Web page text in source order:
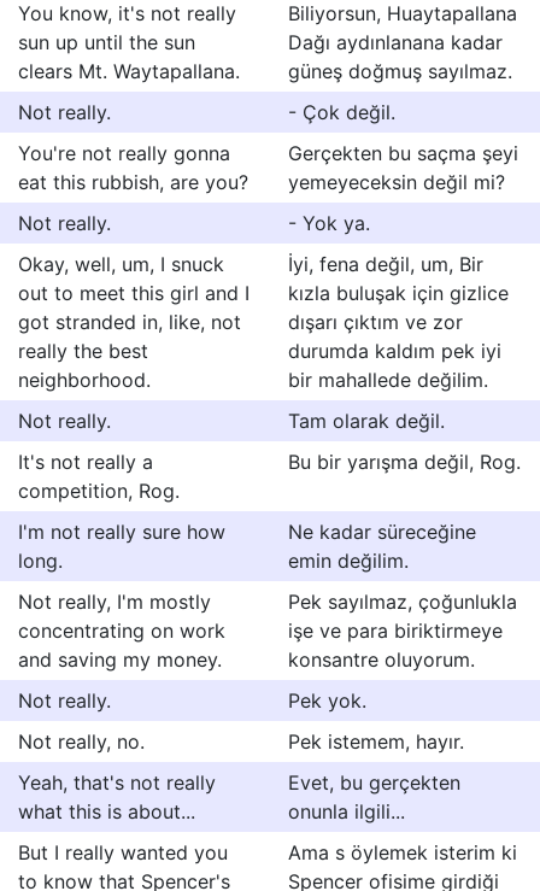
You know, it's not really
sun up until the sun
clears Mt. Waytapallana.
Biliyorsun, Huaytapallana
Dağı aydınlanana kadar
güneş doğmuş sayılmaz.
Not really.
- Çok değil.
You're not really gonna
eat this rubbish, are you?
Gerçekten bu saçma şeyi
yemeyeceksin değil mi?
Not really.
- Yok ya.
Okay, well, um, I snuck
out to meet this girl and I
got stranded in, like, not
really the best
neighborhood.
İyi, fena değil, um, Bir
kızla buluşak için gizlice
dışarı çıktım ve zor
durumda kaldım pek iyi
bir mahallede değilim.
Not really.
Tam olarak değil.
It's not really a
competition, Rog.
Bu bir yarışma değil, Rog.
I'm not really sure how
long.
Ne kadar süreceğine
emin değilim.
Not really, I'm mostly
concentrating on work
and saving my money.
Pek sayılmaz, çoğunlukla
işe ve para biriktirmeye
konsantre oluyorum.
Not really.
Pek yok.
Not really, no.
Pek istemem, hayır.
Yeah, that's not really
what this is about...
Evet, bu gerçekten
onunla ilgili...
But I really wanted you
to know that Spencer's
Ama s öylemek isterim ki
Spencer ofisime girdiği